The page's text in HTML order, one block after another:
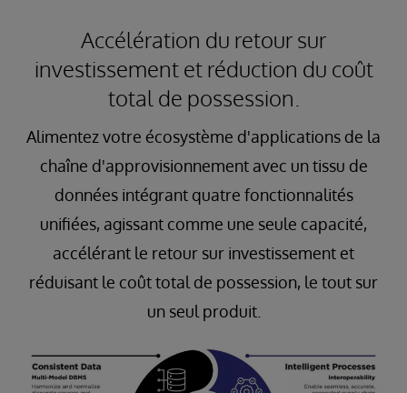
Accélération du retour sur
investissement et réduction du coût
total de possession.
Alimentez votre écosystème d'applications de la
chaîne d'approvisionnement avec un tissu de
données intégrant quatre fonctionnalités
unifiées, agissant comme une seule capacité,
accélérant le retour sur investissement et
réduisant le coût total de possession, le tout sur
un seul produit.